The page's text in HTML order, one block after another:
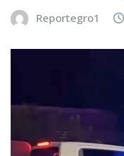
Reportegro1